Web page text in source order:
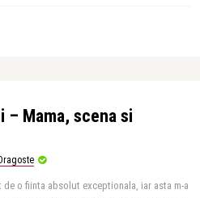
– Mama, scena si
o fiinta absolut exceptionala, iar asta m-a